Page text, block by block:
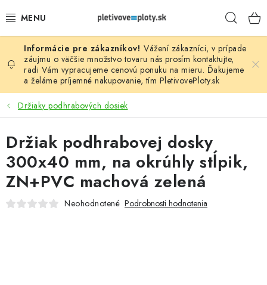
na
PLOTOVÉ PANELY
PLETIVO
STĹPIKY
PODHRABOVÉ DOSKY
BRÁNY A BRÁNKY
GABIÓNY (PLOTY, KOŠE)
Vážení zákazníci, v prípade
záujmu o väčšie množstvo tovaru nás prosím kontaktujte,
radi Vám vypracujeme cenovú ponuku na mieru. Ďakujeme
a želáme príjemné nakupovanie, tím PletivovePloty.sk
Držiaky podhrabových dosiek
Držiak podhrabovej dosky
300x40 mm, na okrúhly stĺpik,
ZN+PVC machová zelená
Neohodnotené Podrobnosti hodnotenia